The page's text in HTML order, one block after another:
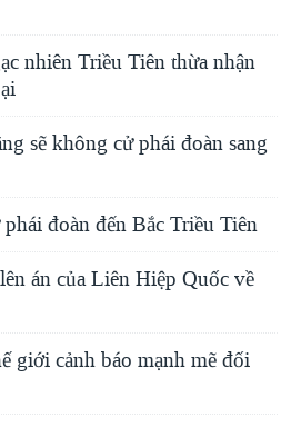
nhiên Triều Tiên thừa nhận
sẽ không cử phái đoàn sang
đoàn đến Bắc Triều Tiên
án của Liên Hiệp Quốc về
giới cảnh báo mạnh mẽ đối